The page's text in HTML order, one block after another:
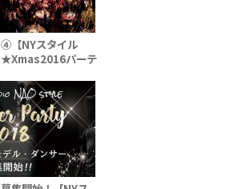
④【NYスタイル
★Xmas2016パーテ
@12/14 品川プリン
スホテル クラブeX